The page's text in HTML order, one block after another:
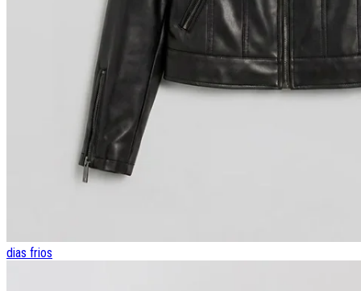
dias frios